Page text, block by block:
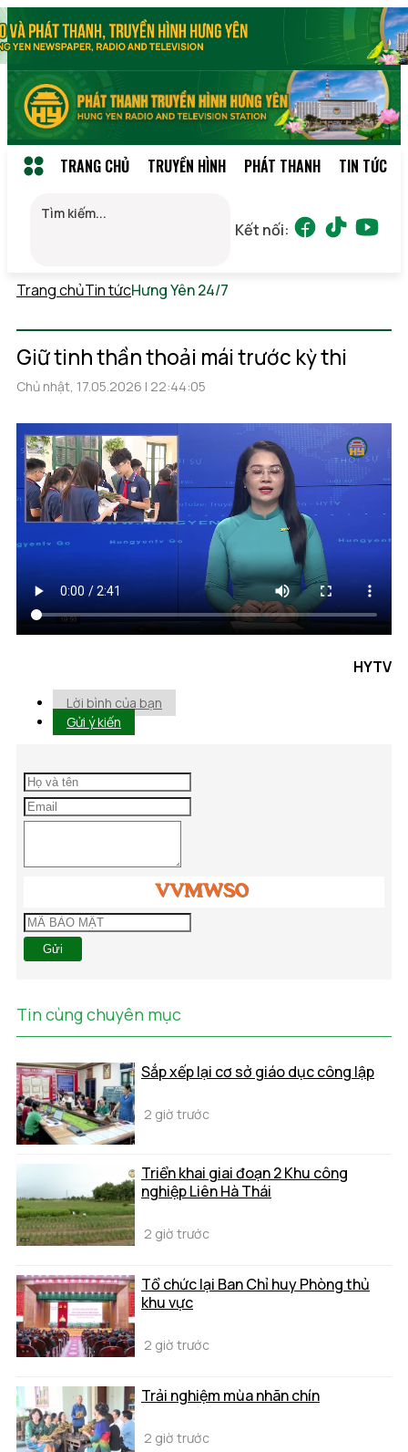
TRANG CHỦ TRUYỀN HÌNH PHÁT THANH TIN TỨC
Kết nối:
Trang chủTin tứcHưng Yên 24/7
Giữ tinh thần thoải mái trước kỳ thi
Chủ nhật, 17.05.2026 | 22:44:05
HYTV
Lời bình của bạn
Gửi ý kiến
Gửi
Tin cùng chuyên mục
Sắp xếp lại cơ sở giáo dục công lập
2 giờ trước
Triển khai giai đoạn 2 Khu công
nghiệp Liên Hà Thái
2 giờ trước
Tổ chức lại Ban Chỉ huy Phòng thủ
khu vực
2 giờ trước
Trải nghiệm mùa nhãn chín
2 giờ trước